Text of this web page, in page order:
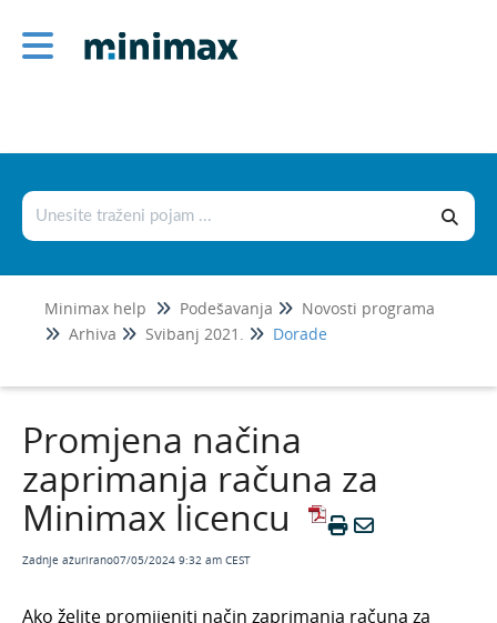
Minimax help Podešavanja
Novosti programa
Arhiva
Svibanj 2021. Dorade
Korisnici i njihova prava
Licence
Postavke organizacije
Šifrarnici
Uvoz i izvoz podataka
Srpanj 2026.
Svibanj 2026.
Veljača 2026.
Siječanj 2026.
Promjena načina
zaprimanja računa za
Minimax licencu
Zadnje ažurirano07/05/2024 9:32 am CEST
Ako želite promijeniti način zaprimanja računa za